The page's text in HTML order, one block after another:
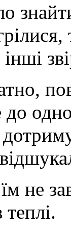
не
теплі.